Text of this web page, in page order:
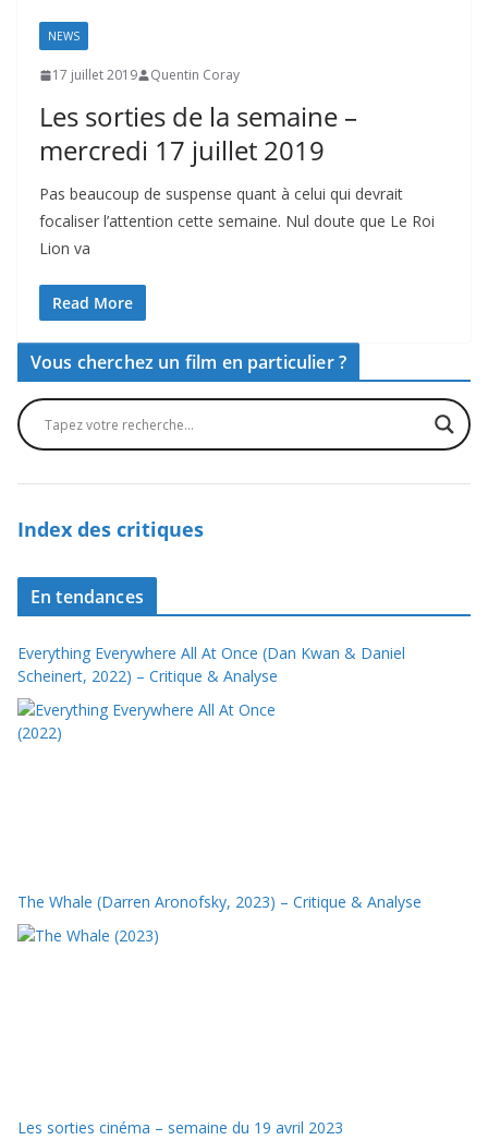
NEWS
17 juillet 2019 Quentin Coray
Les sorties de la semaine –
mercredi 17 juillet 2019
Pas beaucoup de suspense quant à celui qui devrait
focaliser l’attention cette semaine. Nul doute que Le Roi
Lion va
Read More
Vous cherchez un film en particulier ?
Index des critiques
En tendances
Everything Everywhere All At Once (Dan Kwan & Daniel
Scheinert, 2022) – Critique & Analyse
The Whale (Darren Aronofsky, 2023) – Critique & Analyse
Les sorties cinéma – semaine du 19 avril 2023